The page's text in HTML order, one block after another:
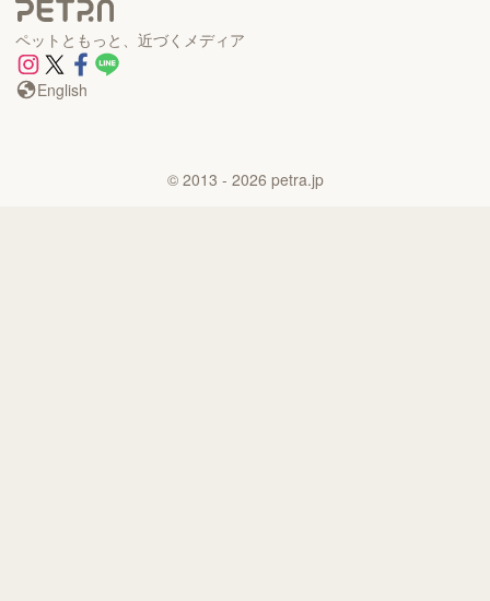
ペットともっと、近づくメディア
English
© 2013 - 2026 petra.jp